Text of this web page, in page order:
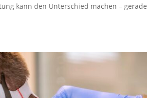
kann den Unterschied machen – gerade